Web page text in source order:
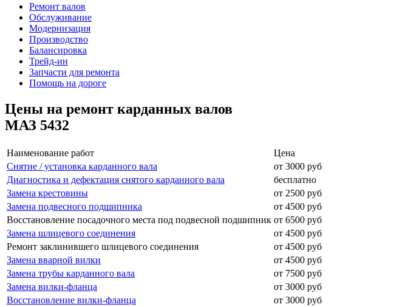
Ремонт валов
Обслуживание
Модернизация
Производство
Балансировка
Трейд-ин
Запчасти для ремонта
Помощь на дороге
Цены на ремонт карданных валов
МАЗ 5432
Наименование работ
Цена
Снятие / установка карданного вала
от 3000 руб
Диагностика и дефектация снятого карданного вала
бесплатно
Замена крестовины
от 2500 руб
Замена подвесного подшипника
от 4500 руб
Восстановление посадочного места под подвесной подшипник от 6500 руб
Замена шлицевого соединения
от 4500 руб
Ремонт заклинившего шлицевого соединения
от 4500 руб
Замена вварной вилки
от 4500 руб
Замена трубы карданного вала
от 7500 руб
Замена вилки-фланца
от 3000 руб
Восстановление вилки-фланца
от 3000 руб